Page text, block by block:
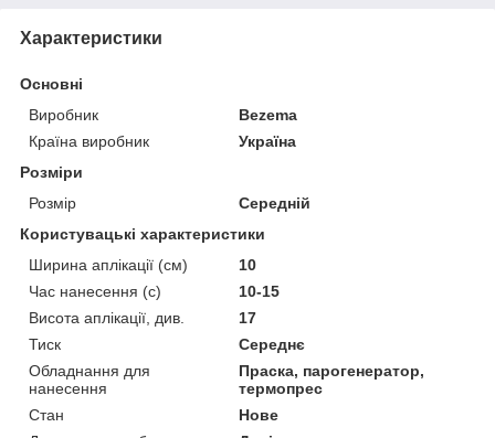
Характеристики
Основні
Виробник
Bezema
Країна виробник
Україна
Розміри
Розмір
Середній
Користувацькі характеристики
Ширина аплікації (см)
10
Час нанесення (с)
10-15
Висота аплікації, див.
17
Тиск
Середнє
Обладнання для
нанесення
Праска, парогенератор,
термопрес
Стан
Нове